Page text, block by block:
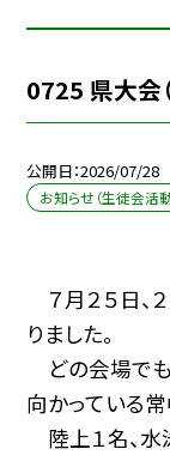
0725 県大会
公開日 2026/07/28
お知らせ（生徒会活
７月２５日、
りました。
どの会場でも
向かっている
陸上１名、水